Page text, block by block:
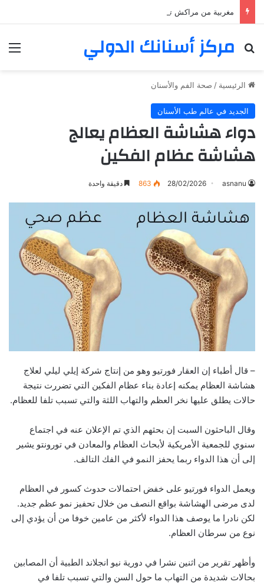
مغربية من مراكش تعيش في فرنسا ركبت أبتسامة هوليود
مركز أسنانك الدولي
بحث عن
الرئيسية / صحة الفم والأسنان
الجديد في عالم طب الأسنان
دواء هشاشة العظام يعالج
هشاشة عظام الفكين
asnanu
28/02/2026
863 دقيقة واحدة
– قال أطباء إن العقار فورتيو وهو من إنتاج شركة إيلي ليلي لعلاج
هشاشة العظام يمكنه إعادة بناء عظام الفكين التي تضررت نتيجة
حالات يطلق عليها نخر العظم والتهاب اللثة والتي تسبب تلفا للعظام.
وقال الباحثون السبت إن بحثهم الذي تم الإعلان عنه في اجتماع
سنوي للجمعية الأمريكية لأبحاث العظام والمعادن في تورونتو يشير
إلى أن هذا الدواء ربما يحفز النمو في الفك التالف.
ويعمل الدواء فورتيو على خفض احتمالات حدوث كسور في العظام
لدى مرضى الهشاشة بواقع النصف من خلال تحفيز نمو عظم جديد.
لكن نادرا ما يوصف هذا الدواء لأكثر من عامين خوفا من أن يؤدي إلى
نوع من سرطان العظام.
وأظهر تقرير من اثنين نشرا في دورية نيو انجلاند الطبية أن المصابين
بحالات شديدة من التهاب ما حول السن والتي تسبب تلفا في